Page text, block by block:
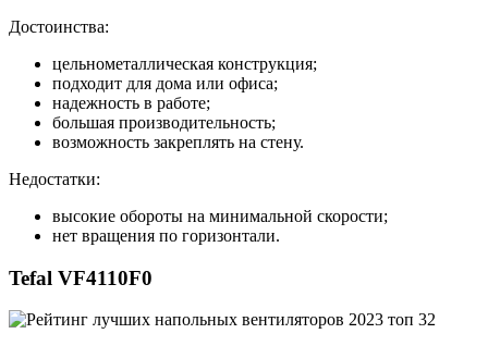
Достоинства:
цельнометаллическая конструкция;
подходит для дома или офиса;
надежность в работе;
большая производительность;
возможность закреплять на стену.
Недостатки:
высокие обороты на минимальной скорости;
нет вращения по горизонтали.
Tefal VF4110F0